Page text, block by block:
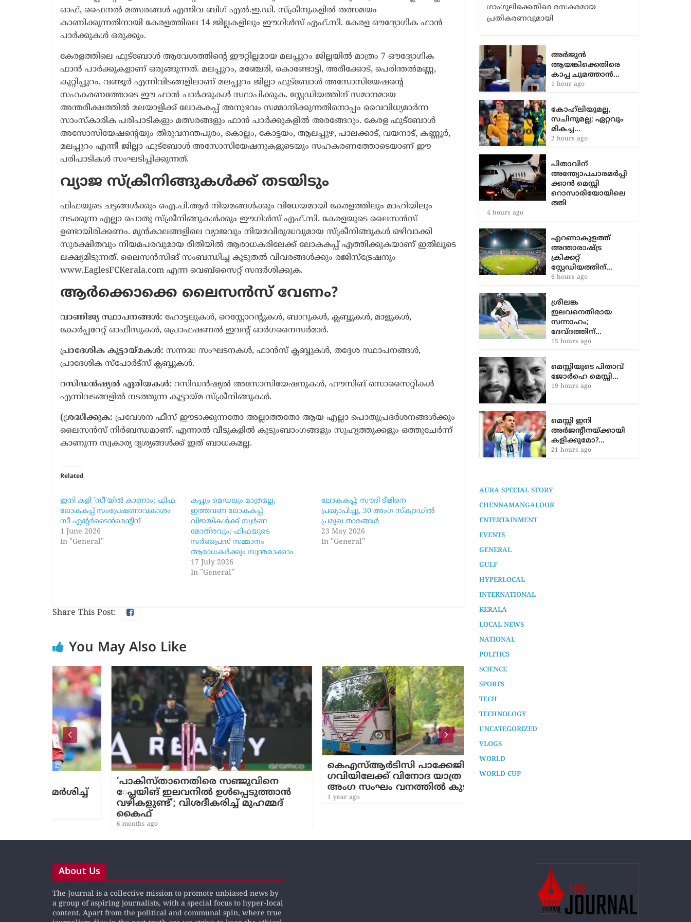
ഓഫ്‌, ഫൈനൽ മത്സരങ്ങൾ എന്നിവ ബിഗ് എൽ.ഇ.ഡി. സ്ക്രീനുകളിൽ തത്സമയം
കാണിക്കുന്നതിനായി കേരളത്തിലെ 14 ജില്ലകളിലും ഈഗിൾസ് എഫ്.സി. കേരള ഔദ്യോഗിക ഫാൻ
പാർക്കുകൾ ഒരുക്കും.
കേരളത്തിലെ ഫുട്ബോൾ ആവേശത്തിന്റെ ഈറ്റില്ലമായ മലപ്പുറം ജില്ലയിൽ മാത്രം 7 ഔദ്യോഗിക
ഫാൻ പാർക്കുകളാണ് ഒരുങ്ങുന്നത്. മലപ്പുറം, മഞ്ചേരി, കൊണ്ടോട്ടി, അരീക്കോട്, പെരിന്തൽമണ്ണ,
കുറ്റിപ്പുറം, വണ്ടൂർ എന്നിവിടങ്ങളിലാണ് മലപ്പുറം ജില്ലാ ഫുട്ബോൾ അസോസിയേഷന്റെ
സഹകരണത്തോടെ ഈ ഫാൻ പാർക്കുകൾ സ്ഥാപിക്കുക. സ്റ്റേഡിയത്തിന് സമാനമായ
അന്തരീക്ഷത്തിൽ മലയാളിക്ക് ലോകകപ്പ് അനുഭവം സമ്മാനിക്കുന്നതിനൊപ്പം വൈവിധ്യമാർന്ന
സാംസ്കാരിക പരിപാടികളും മത്സരങ്ങളും ഫാൻ പാർക്കുകളിൽ അരങ്ങേറും. കേരള ഫുട്ബോൾ
അസോസിയേഷന്റെയും തിരുവനന്തപുരം, കൊല്ലം, കോട്ടയം, ആലപ്പുഴ, പാലക്കാട്, വയനാട്, കണ്ണൂർ,
മലപ്പുറം എന്നീ ജില്ലാ ഫുട്ബോൾ അസോസിയേഷനുകളുടെയും സഹകരണത്തോടെയാണ് ഈ
പരിപാടികൾ സംഘടിപ്പിക്കുന്നത്.
വ്യാജ സ്ക്രീനിങ്ങുകൾക്ക് തടയിടും
ഫിഫയുടെ ചട്ടങ്ങൾക്കും ഐ.പി.ആർ നിയമങ്ങൾക്കും വിധേയമായി കേരളത്തിലും മാഹിയിലും
നടക്കുന്ന എല്ലാ പൊതു സ്ക്രീനിങ്ങുകൾക്കും ഈഗിൾസ് എഫ്.സി. കേരളയുടെ ലൈസൻസ്
ഉണ്ടായിരിക്കണം. മുൻകാലങ്ങളിലെ വ്യാജവും നിയമവിരുദ്ധവുമായ സ്ക്രീനിങ്ങുകൾ ഒഴിവാക്കി
സുരക്ഷിതവും നിയമപരവുമായ രീതിയിൽ ആരാധകരിലേക്ക് ലോകകപ്പ് എത്തിക്കുകയാണ് ഇതിലൂടെ
ലക്ഷ്യമിടുന്നത്. ലൈസൻസിങ് സംബന്ധിച്ച കൂടുതൽ വിവരങ്ങൾക്കും രജിസ്ട്രേഷനും
www.EaglesFCKerala.com എന്ന വെബ്സൈറ്റ് സന്ദർശിക്കുക.
ആർക്കൊക്കെ ലൈസൻസ് വേണം?
വാണിജ്യ സ്ഥാപനങ്ങൾ: ഹോട്ടലുകൾ, റെസ്റ്റോറന്റുകൾ, ബാറുകൾ, ക്ലബ്ബുകൾ, മാളുകൾ,
കോർപ്പറേറ്റ് ഓഫീസുകൾ, പ്രൊഫഷണൽ ഇവന്റ് ഓർഗനൈസർമാർ.
പ്രാദേശിക കൂട്ടായ്മകൾ: സന്നദ്ധ സംഘടനകൾ, ഫാൻസ് ക്ലബ്ബുകൾ, തദ്ദേശ സ്ഥാപനങ്ങൾ,
പ്രാദേശിക സ്പോർട്സ് ക്ലബ്ബുകൾ.
റസിഡൻഷ്യൽ ഏരിയകൾ: റസിഡൻഷ്യൽ അസോസിയേഷനുകൾ, ഹൗസിങ് സൊസൈറ്റികൾ
എന്നിവടങ്ങളിൽ നടത്തുന്ന കൂട്ടായ്മ സ്ക്രീനിങ്ങുകൾ.
(ശ്രദ്ധിക്കുക: പ്രവേശന ഫീസ് ഈടാക്കുന്നതോ അല്ലാത്തതോ ആയ എല്ലാ പൊതുപ്രദർശനങ്ങൾക്കും
ലൈസൻസ് നിർബന്ധമാണ്. എന്നാൽ വീടുകളിൽ കുടുംബാംഗങ്ങളും സുഹൃത്തുക്കളും ഒത്തുചേർന്ന്
കാണുന്ന സ്വകാര്യ ദൃശ്യങ്ങൾക്ക് ഇത് ബാധകമല്ല.
Related
ഇനി കളി 'സീ'യിൽ കാണാം; ഫിഫ
ലോകകപ്പ് സംപ്രേഷണാവകാശം
സീ എന്റർടൈൻമെന്റിന്
1 June 2026
In "General"
കപ്പും മെഡലും മാത്രമല്ല,
ഇത്തവണ ലോകകപ്പ്
വിജയികൾക്ക് സ്വർണ
മോതിരവും; ഫിഫയുടെ
സർപ്രൈസ് സമ്മാനം
ആരാധകർക്കും സ്വന്തമാക്കാം
17 July 2026
In "General"
ലോകകപ്പ്; സൗദി ടീമിനെ
പ്രഖ്യാപിച്ചു, 30 അംഗ സ്ക്വാഡിൽ
പ്രമുഖ താരങ്ങൾ
23 May 2026
In "General"
Share This Post:
You May Also Like
‘പാകിസ്താനെതിരെ സഞ്ജുവിനെ ​
േപ്ലയിങ് ഇലവനിൽ ഉൾപ്പെടുത്താൻ
വഴികളുണ്ട്’; വിശദീകരിച്ച് മുഹമ്മദ്
കെഎസ്ആർടിസി പാക്കേജിൽ
ഗവിയിലേക്ക് വിനോദ യാത്ര പോയ 38
അംഗ സംഘം വനത്തിൽ കുടുങ്ങി
1 year ago
അന്നത്തെ ഇന്ത്യൻ നായകൻ സൗരവ്
ഗാംഗുലിക്കെതിരെ രസകരമായ
അർജുൻ
ആയങ്കിക്കെതിരെ
കാപ്പ ചുമത്താൻ…
കോഹ്‌ലിയുമല്ല,
സചിനുമല്ല; ഏറ്റവും
പിതാവിന്
അന്ത്യോപചാരമർപ്പി
ക്കാൻ മെസ്സി
റൊസാരിയോയിലെ
4 hours ago
എറണാകുളത്ത്
അന്താരാഷ്ട്ര
ക്രിക്കറ്റ്
സ്റ്റേഡിയത്തിന്…
ശ്രീലങ്ക
ഇലവനെതിരായ
സന്നാഹം;
ദേവ്ദത്തിന്…
മെസ്സിയുടെ പിതാവ്
ജോർഹെ മെസ്സി…
മെസ്സി ഇനി
അർജന്റീനയ്ക്കായി
കളിക്കുമോ?…
AURA SPECIAL STORY
CHENNAMANGALOOR
ENTERTAINMENT
EVENTS
GENERAL
GULF
HYPERLOCAL
INTERNATIONAL
KERALA
LOCAL NEWS
NATIONAL
POLITICS
SCIENCE
SPORTS
TECH
TECHNOLOGY
UNCATEGORIZED
VLOGS
WORLD
About Us
The Journal is a collective mission to promote unbiased news by
a group of aspiring journalists, with a special focus to hyper-local
content. Apart from the political and communal spin, where true